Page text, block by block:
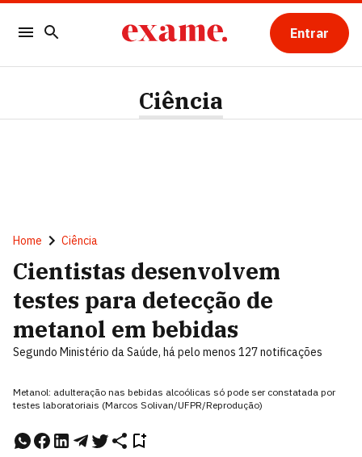
Entrar
Ciência
Home Ciência
Cientistas desenvolvem
testes para detecção de
metanol em bebidas
Segundo Ministério da Saúde, há pelo menos 127 notificações
Metanol: adulteração nas bebidas alcoólicas só pode ser constatada por
testes laboratoriais (Marcos Solivan/UFPR/Reprodução)